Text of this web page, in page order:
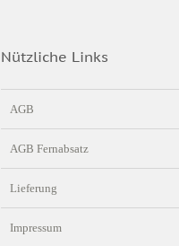
Nützliche Links
AGB
AGB Fernabsatz
Lieferung
Impressum